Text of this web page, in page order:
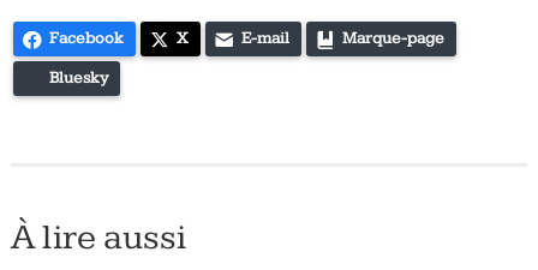
Facebook X E-mail Marque-page
Bluesky
À lire aussi